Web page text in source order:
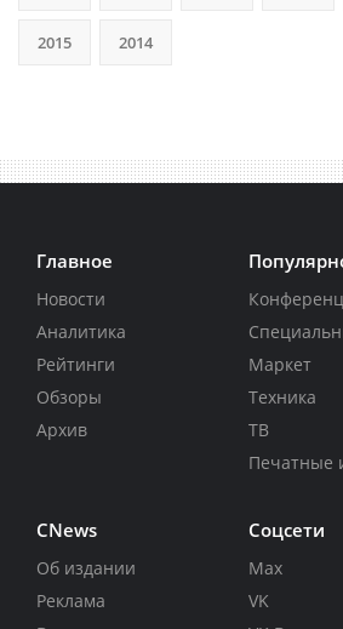
2015 2014
Главное
Новости
Аналитика
Рейтинги
Обзоры
Архив
Маркет
Техника
ТВ
Печатные
CNews
Об издании
Реклама
Соцсети
Max
VK